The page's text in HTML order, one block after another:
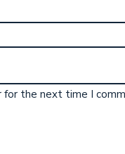
for the next time I